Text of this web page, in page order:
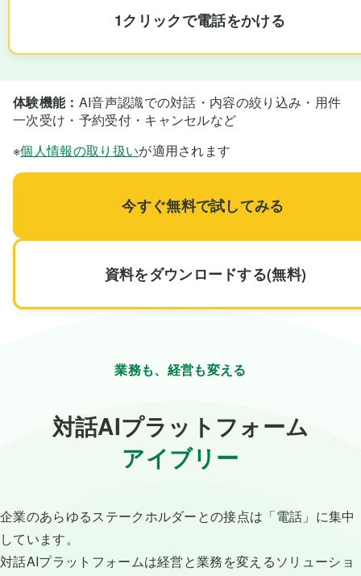
1クリックで電話をかける
体験機能： AI音声認識での対話・内容の絞り込み・用件
一次受け・予約受付・キャンセルなど
※個人情報の取り扱いが適用されます
今すぐ無料で試してみる
資料をダウンロードする(無料)
業務も、経営も変える
対話AIプラットフォーム
アイブリー
企業のあらゆるステークホルダーとの接点は「電話」に集中
しています。
対話AIプラットフォームは経営と業務を変えるソリューショ